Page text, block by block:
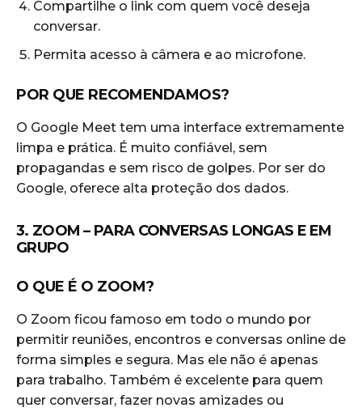
Compartilhe o link com quem você deseja
conversar.
Permita acesso à câmera e ao microfone.
POR QUE RECOMENDAMOS?
O Google Meet tem uma interface extremamente
limpa e prática. É muito confiável, sem
propagandas e sem risco de golpes. Por ser do
Google, oferece alta proteção dos dados.
3. ZOOM – PARA CONVERSAS LONGAS E EM
GRUPO
O QUE É O ZOOM?
O Zoom ficou famoso em todo o mundo por
permitir reuniões, encontros e conversas online de
forma simples e segura. Mas ele não é apenas
para trabalho. Também é excelente para quem
quer conversar, fazer novas amizades ou